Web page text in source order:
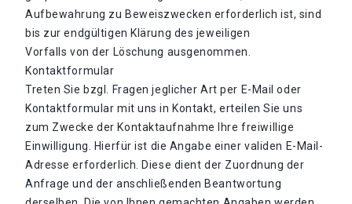
Aufbewahrung zu Beweiszwecken erforderlich ist, sind
bis zur endgültigen Klärung des jeweiligen
Vorfalls von der Löschung ausgenommen.
Kontaktformular
Treten Sie bzgl. Fragen jeglicher Art per E-Mail oder
Kontaktformular mit uns in Kontakt, erteilen Sie uns
zum Zwecke der Kontaktaufnahme Ihre freiwillige
Einwilligung. Hierfür ist die Angabe einer validen E-Mail-
Adresse erforderlich. Diese dient der Zuordnung der
Anfrage und der anschließenden Beantwortung